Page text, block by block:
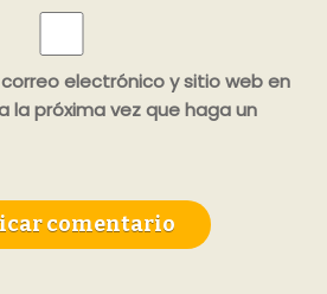
electrónico y sitio web en
la próxima vez que haga un